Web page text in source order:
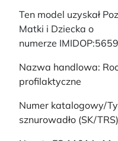
Ten model uzyskał
Matki i Dziecka o
numerze
Nazwa handlowa:
profilaktyczne
Numer katalogowy/
sznurowadło (SK/TRS)